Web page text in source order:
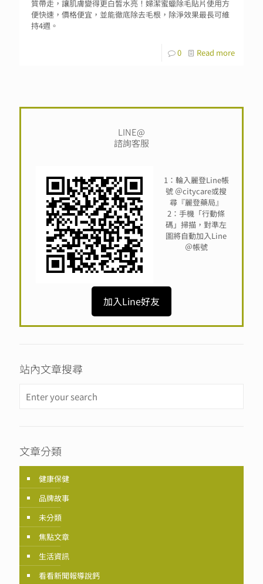
質帶走，讓肌膚變得更白皙水亮！婦潔蜜蠟除毛貼片使用方
便快速，價格便宜，並能徹底除去毛根，除淨效果最長可維
持4週。
0 Read more
LINE@
諮詢客服
1：輪入麗登Line帳
號 ＠citycare或搜
尋『麗登藥局』
2：手機「行動條
碼」掃描，對準左
圖將自動加入Line
＠帳號
加入Line好友
站內文章搜尋
文章分類
健康保健
品牌故事
未分類
焦點文章
生活資訊
看看新聞報導說鈣